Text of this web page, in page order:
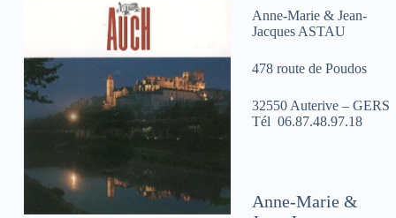
Anne-Marie & Jean-
Jacques ASTAU
478 route de Poudos
32550 Auterive – GERS
Tél 06.87.48.97.18
Anne-Marie &